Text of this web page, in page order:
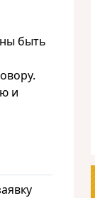
быть
и